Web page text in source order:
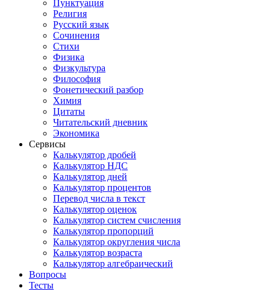
Пунктуация
Религия
Русский язык
Сочинения
Стихи
Физика
Физкультура
Философия
Фонетический разбор
Химия
Цитаты
Читательский дневник
Экономика
Сервисы
Калькулятор дробей
Калькулятор НДС
Калькулятор дней
Калькулятор процентов
Перевод числа в текст
Калькулятор оценок
Калькулятор систем счисления
Калькулятор пропорций
Калькулятор округления числа
Калькулятор возраста
Калькулятор алгебраический
Вопросы
Тесты